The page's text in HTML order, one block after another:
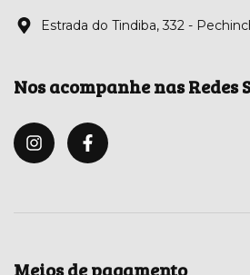
Estrada do Tindiba, 332 -
Nos acompanhe nas Redes
Meios de pagamento